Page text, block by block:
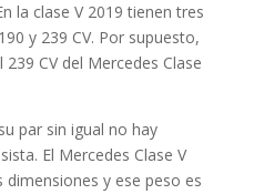
la clase V 2019 tienen tres
y 239 CV. Por supuesto,
CV del Mercedes Clase
par sin igual no hay
El Mercedes Clase V
y ese peso es